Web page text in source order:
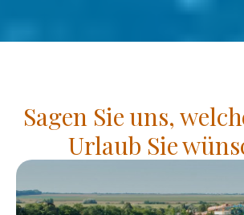
Sagen Sie uns,
Urlaub Sie